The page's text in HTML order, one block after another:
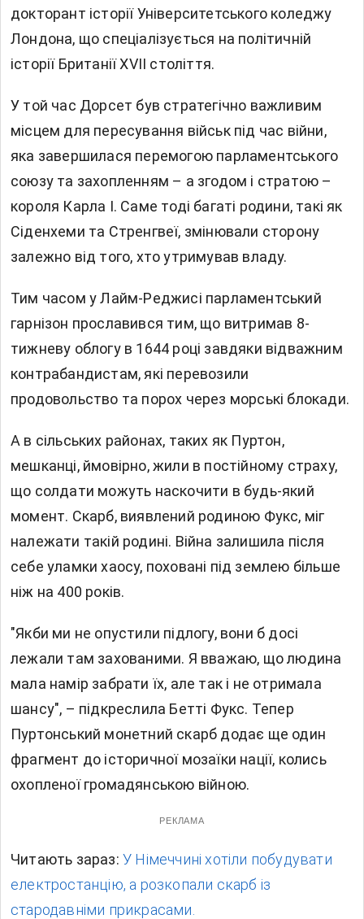
докторант історії Університетського коледжу
Лондона, що спеціалізується на політичній
історії Британії XVII століття.
У той час Дорсет був стратегічно важливим
місцем для пересування військ під час війни,
яка завершилася перемогою парламентського
союзу та захопленням – а згодом і стратою –
короля Карла I. Саме тоді багаті родини, такі як
Сіденхеми та Стренгвеї, змінювали сторону
залежно від того, хто утримував владу.
Тим часом у Лайм-Реджисі парламентський
гарнізон прославився тим, що витримав 8-
тижневу облогу в 1644 році завдяки відважним
контрабандистам, які перевозили
продовольство та порох через морські блокади.
А в сільських районах, таких як Пуртон,
мешканці, ймовірно, жили в постійному страху,
що солдати можуть наскочити в будь-який
момент. Скарб, виявлений родиною Фукс, міг
належати такій родині. Війна залишила після
себе уламки хаосу, поховані під землею більше
ніж на 400 років.
"Якби ми не опустили підлогу, вони б досі
лежали там захованими. Я вважаю, що людина
мала намір забрати їх, але так і не отримала
шансу", – підкреслила Бетті Фукс. Тепер
Пуртонський монетний скарб додає ще один
фрагмент до історичної мозаїки нації, колись
охопленої громадянською війною.
РЕКЛАМА
Читають зараз: У Німеччині хотіли побудувати
електростанцію, а розкопали скарб із
стародавніми прикрасами.